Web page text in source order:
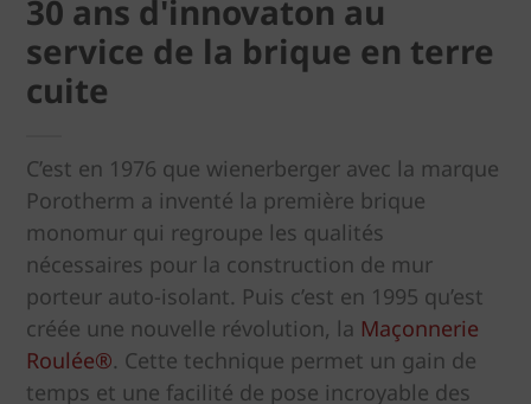
30 ans d'innovaton au
service de la brique en terre
cuite
C’est en 1976 que wienerberger avec la marque
Porotherm a inventé la première brique
monomur qui regroupe les qualités
nécessaires pour la construction de mur
porteur auto-isolant. Puis c’est en 1995 qu’est
créée une nouvelle révolution, la Maçonnerie
Roulée®. Cette technique permet un gain de
temps et une facilité de pose incroyable des